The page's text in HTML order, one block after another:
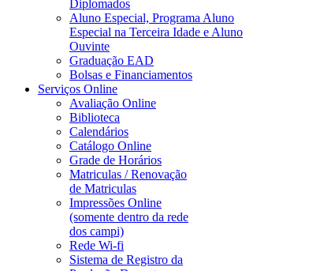
Diplomados
Aluno Especial, Programa Aluno
Especial na Terceira Idade e Aluno
Ouvinte
Graduação EAD
Bolsas e Financiamentos
Serviços Online
Avaliação Online
Biblioteca
Calendários
Catálogo Online
Grade de Horários
Matriculas / Renovação
de Matriculas
Impressões Online
(somente dentro da rede
dos campi)
Rede Wi-fi
Sistema de Registro da